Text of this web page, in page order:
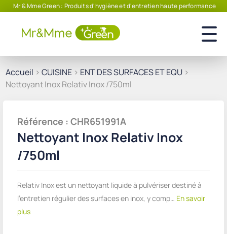
Mr & Mme Green : Produits d'hygiène et d'entretien haute performance
Accueil > CUISINE > ENT DES SURFACES ET EQU >
Nettoyant Inox Relativ Inox /750ml
Référence : CHR651991A
Nettoyant Inox Relativ Inox
/750ml
Relativ Inox est un nettoyant liquide à pulvériser destiné à
l'entretien régulier des surfaces en inox, y comp… En savoir
plus